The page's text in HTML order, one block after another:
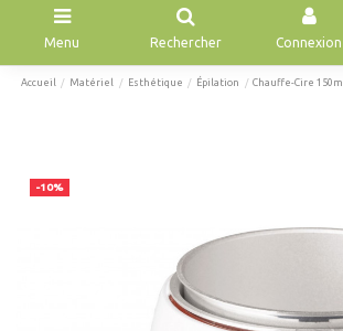
Menu Rechercher Connexion
Accueil Matériel Esthétique Épilation Chauffe-Cire 150ml
-10%